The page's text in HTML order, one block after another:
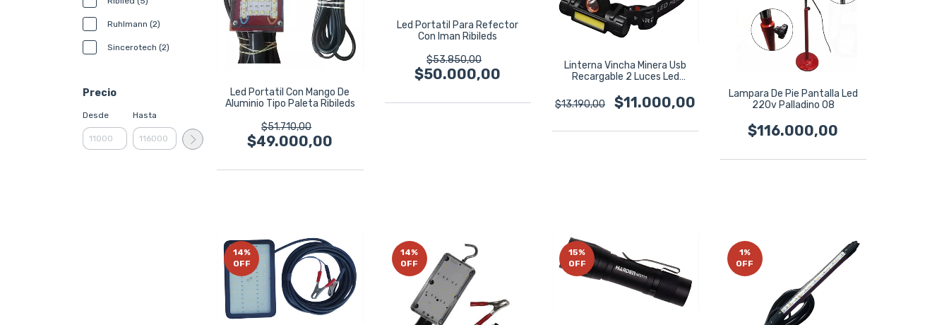
Ruhlmann (2)
Sincerotech (2)
Precio
Desde Hasta
Led Portatil Con Mango De
Aluminio Tipo Paleta Ribileds
$51.710,00
$49.000,00
Led Portatil Para Refector
Con Iman Ribileds
$53.850,00
$50.000,00
Linterna Vincha Minera Usb
Recargable 2 Luces Led
$13.190,00
$11.000,00
Lampara De Pie Pantalla Led
220v Palladino 08
$116.000,00
14%
OFF
14%
OFF
15%
OFF
1%
OFF